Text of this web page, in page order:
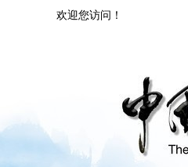
欢迎您访问！